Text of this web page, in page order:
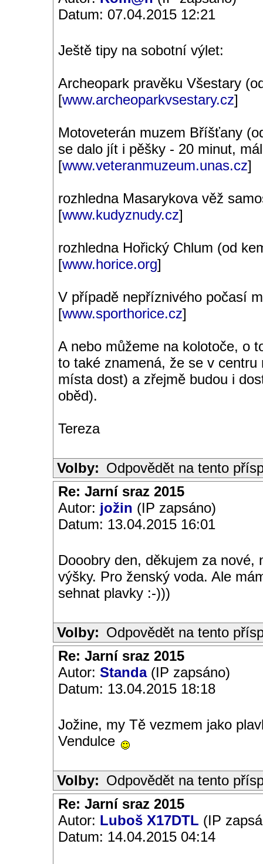
Datum: 07.04.2015 12:21
Ještě tipy na sobotní výlet:
Archeopark pravěku Všestary
[www.archeoparkvsestary.cz]
Motoveterán muzem Bříšťany
se dalo jít i pěšky - 20 minut,
[www.veteranmuzeum.unas.cz]
rozhledna Masarykova věž
[www.kudyznudy.cz]
rozhledna Hořický Chlum (od
[www.horice.org]
V případě nepříznivého počasí
[www.sporthorice.cz]
A nebo můžeme na kolotoče, o
to také znamená, že se v
místa dost) a zřejmě budou i
oběd).
Tereza
Volby: Odpovědět na tento
Re: Jarní sraz 2015
Autor: jožin (IP zapsáno)
Datum: 13.04.2015 16:01
Dooobry den, děkujem za
výšky. Pro ženský voda. Ale
sehnat plavky :-)))
Volby: Odpovědět na tento
Re: Jarní sraz 2015
Autor: Standa(IP zapsáno)
Datum: 13.04.2015 18:18
Jožine, my Tě vezmem jako
Vendulce
Volby: Odpovědět na tento
Re: Jarní sraz 2015
Autor: Luboš X17DTL (IP
Datum: 14.04.2015 04:14